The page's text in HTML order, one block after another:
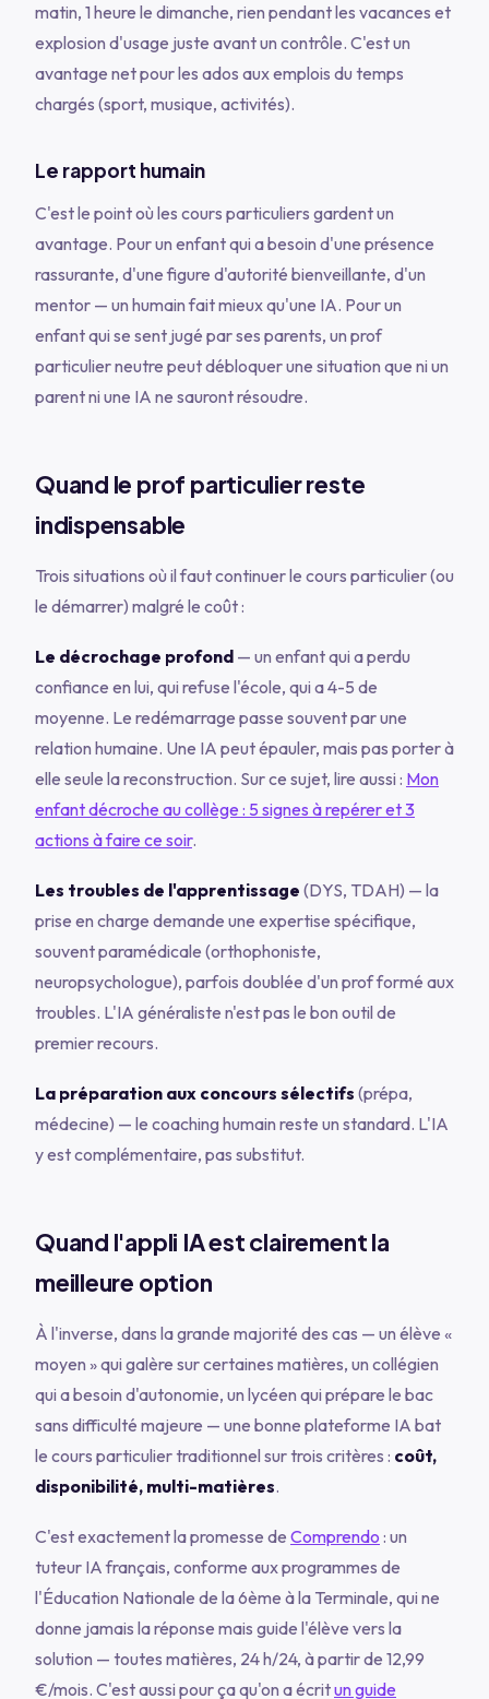
matin, 1 heure le dimanche, rien pendant les vacances et
explosion d'usage juste avant un contrôle. C'est un
avantage net pour les ados aux emplois du temps
chargés (sport, musique, activités).
Le rapport humain
C'est le point où les cours particuliers gardent un
avantage. Pour un enfant qui a besoin d'une présence
rassurante, d'une figure d'autorité bienveillante, d'un
mentor — un humain fait mieux qu'une IA. Pour un
enfant qui se sent jugé par ses parents, un prof
particulier neutre peut débloquer une situation que ni un
parent ni une IA ne sauront résoudre.
Quand le prof particulier reste
indispensable
Trois situations où il faut continuer le cours particulier (ou
le démarrer) malgré le coût :
Le décrochage profond — un enfant qui a perdu
confiance en lui, qui refuse l'école, qui a 4-5 de
moyenne. Le redémarrage passe souvent par une
relation humaine. Une IA peut épauler, mais pas porter à
elle seule la reconstruction. Sur ce sujet, lire aussi : Mon
enfant décroche au collège : 5 signes à repérer et 3
actions à faire ce soir.
Les troubles de l'apprentissage (DYS, TDAH) — la
prise en charge demande une expertise spécifique,
souvent paramédicale (orthophoniste,
neuropsychologue), parfois doublée d'un prof formé aux
troubles. L'IA généraliste n'est pas le bon outil de
premier recours.
La préparation aux concours sélectifs (prépa,
médecine) — le coaching humain reste un standard. L'IA
y est complémentaire, pas substitut.
Quand l'appli IA est clairement la
meilleure option
À l'inverse, dans la grande majorité des cas — un élève «
moyen » qui galère sur certaines matières, un collégien
qui a besoin d'autonomie, un lycéen qui prépare le bac
sans difficulté majeure — une bonne plateforme IA bat
le cours particulier traditionnel sur trois critères : coût,
disponibilité, multi-matières.
C'est exactement la promesse de Comprendo : un
tuteur IA français, conforme aux programmes de
l'Éducation Nationale de la 6ème à la Terminale, qui ne
donne jamais la réponse mais guide l'élève vers la
solution — toutes matières, 24 h/24, à partir de 12,99
€/mois. C'est aussi pour ça qu'on a écritun guide